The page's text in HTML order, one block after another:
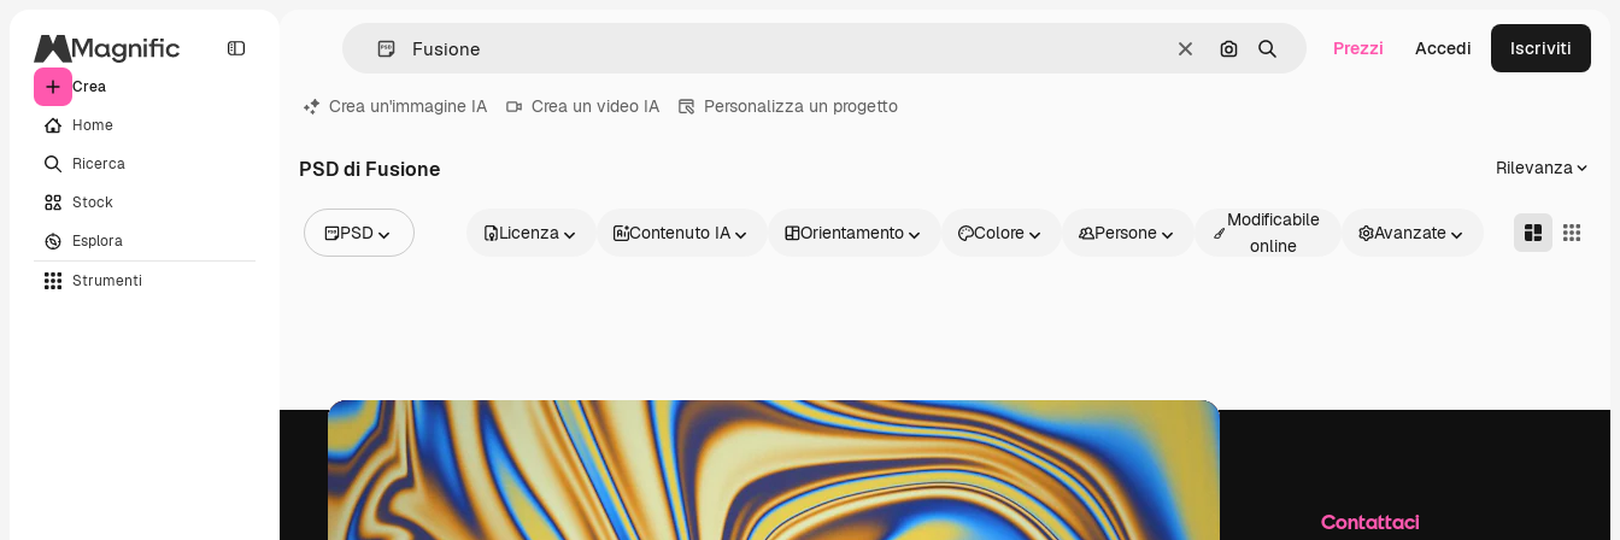
Crea
Home
Ricerca
Stock
Esplora
Strumenti
CancellaCerca per immagine
Ricerca Prezzi Accedi Iscriviti
Crea un'immagine IA Crea un video IA Personalizza un progetto
PSD di Fusione Rilevanza
PSD
Video
Clip video
Motion graphic
Modelli di video
Icone
Modelli 3D
Font
Licenza Contenuto IA Orientamento Colore Persone
Modificabile
online
Avanzate
Prodotti Inizia Azienda Contattaci